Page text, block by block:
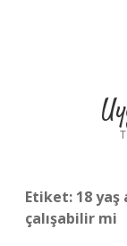
Etiket: 18
çalışabilir mi